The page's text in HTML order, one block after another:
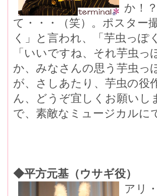
か！
て・・・（笑）。ポスター
く」と言われ、「芋虫っ
「いいですね、それ芋虫
か、みなさんの思う芋虫
が、さしあたり、芋虫の役
ん、どうぞ宜しくお願いし
で、素敵なミュージカルに
◆平方元基（ウサギ役）
アリ